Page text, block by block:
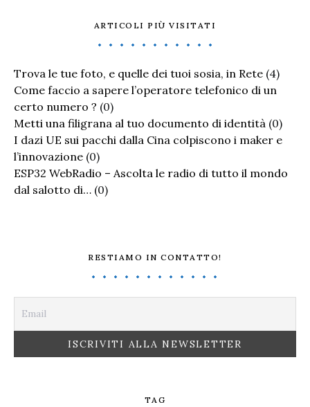
ARTICOLI PIÙ VISITATI
Trova le tue foto, e quelle dei tuoi sosia, in Rete (4)
Come faccio a sapere l’operatore telefonico di un
certo numero ? (0)
Metti una filigrana al tuo documento di identità (0)
I dazi UE sui pacchi dalla Cina colpiscono i maker e
l’innovazione (0)
ESP32 WebRadio – Ascolta le radio di tutto il mondo
dal salotto di… (0)
RESTIAMO IN CONTATTO!
TAG